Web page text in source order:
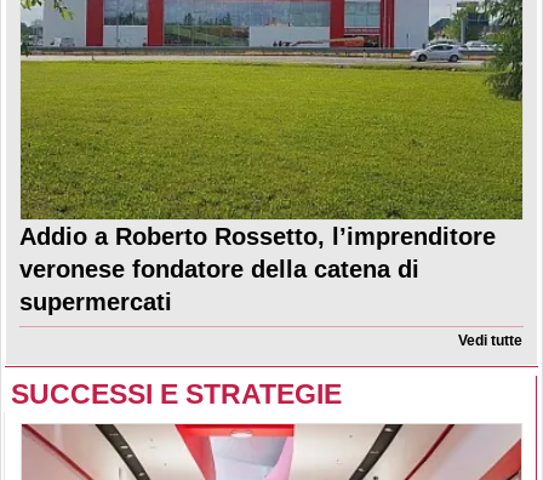
Addio a Roberto Rossetto, l’imprenditore
veronese fondatore della catena di
supermercati
Vedi tutte
SUCCESSI E STRATEGIE